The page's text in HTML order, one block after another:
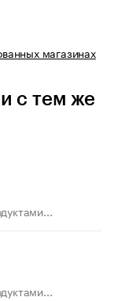
магазинах
с тем же